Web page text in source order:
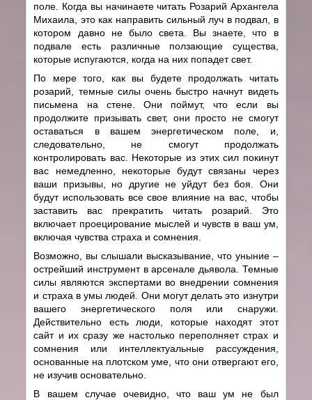
поле. Когда вы начинаете читать Розарий Архангела
Михаила, это как направить сильный луч в подвал, в
котором давно не было света. Вы знаете, что в
подвале есть различные ползающие существа,
которые испугаются, когда на них попадет свет.
По мере того, как вы будете продолжать читать
розарий, темные силы очень быстро начнут видеть
письмена на стене. Они поймут, что если вы
продолжите призывать свет, они просто не смогут
оставаться в вашем энергетическом поле, и,
следовательно, не смогут продолжать
контролировать вас. Некоторые из этих сил покинут
вас немедленно, некоторые будут связаны через
ваши призывы, но другие не уйдут без боя. Они
будут использовать все свое влияние на вас, чтобы
заставить вас прекратить читать розарий. Это
включает проецирование мыслей и чувств в ваш ум,
включая чувства страха и сомнения.
Возможно, вы слышали высказывание, что уныние –
острейший инструмент в арсенале дьявола. Темные
силы являются экспертами во внедрении сомнения
и страха в умы людей. Они могут делать это изнутри
вашего энергетического поля или снаружи.
Действительно есть люди, которые находят этот
сайт и их сразу же настолько переполняет страх и
сомнения или интеллектуальные рассуждения,
основанные на плотском уме, что они отвергают его,
не изучив основательно.
В вашем случае очевидно, что ваш ум не был